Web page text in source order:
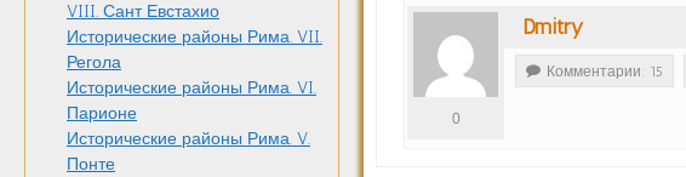
VIII. Сант Евстахио
Исторические районы Рима. VII.
Регола
Исторические районы Рима. VI.
Парионе
Исторические районы Рима. V.
Понте
Dmitry
0
Комментарии: 15